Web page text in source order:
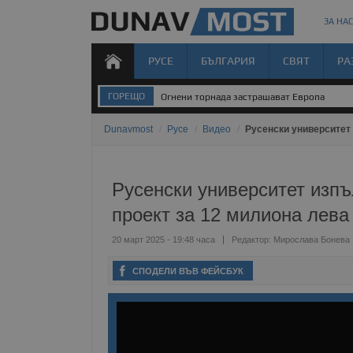
ЗА НАС
РУСЕ БЪЛГАРИЯ СВЯТ
ГОРЕЩО Дневен хороскоп за 9 август 2026 година
Dunavmost Русе Видео Русенски
Русенски университет
проект за 12 милиона лева
20 март 2025 - 19:48 часа Редактор: Мирослава Бонева
СПОДЕЛИ ВЪВ ФЕЙСБУК